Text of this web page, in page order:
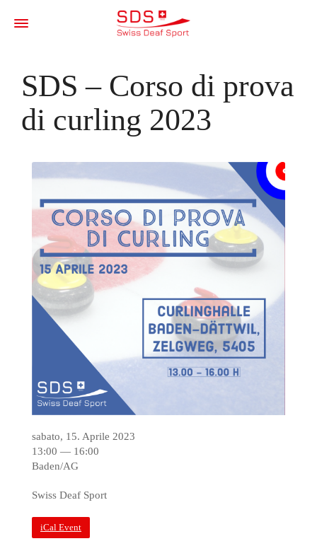
SDS – Corso di prova
di curling 2023
sabato, 15. Aprile 2023
13:00 — 16:00
Baden/AG
Swiss Deaf Sport
iCal Event